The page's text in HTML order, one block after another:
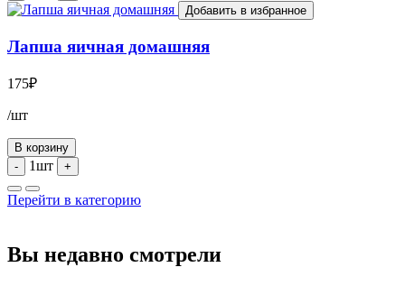
Добавить в избранное
Лапша яичная домашняя
175₽
/шт
В корзину
-
1шт +
Перейти в категорию
Вы недавно смотрели